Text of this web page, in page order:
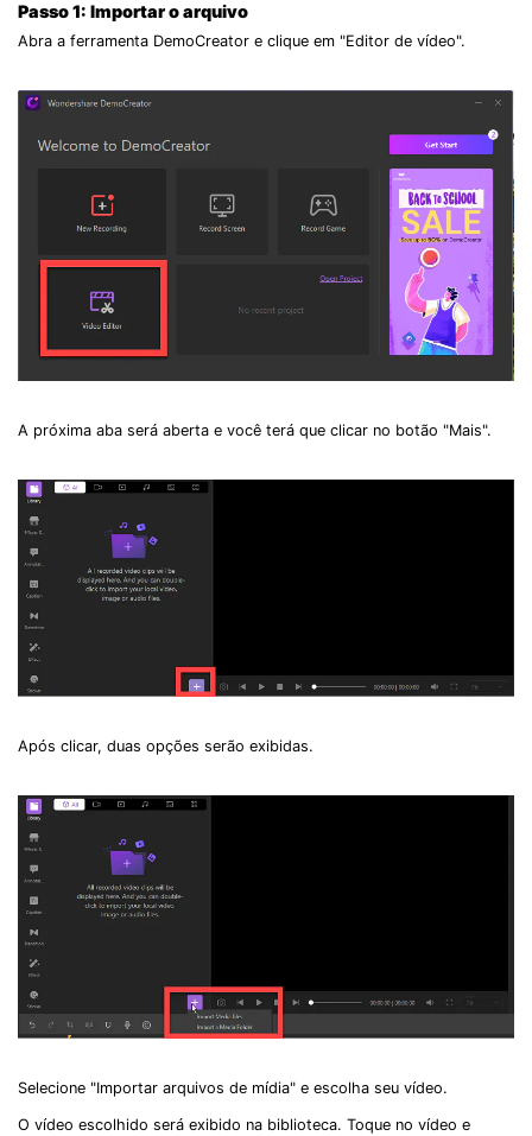
Passo 1: Importar o arquivo
Abra a ferramenta DemoCreator e clique em "Editor de vídeo".
A próxima aba será aberta e você terá que clicar no botão "Mais".
Após clicar, duas opções serão exibidas.
Selecione "Importar arquivos de mídia" e escolha seu vídeo.
O vídeo escolhido será exibido na biblioteca. Toque no vídeo e